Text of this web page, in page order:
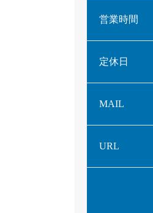
営業時間
定休日
MAIL
URL